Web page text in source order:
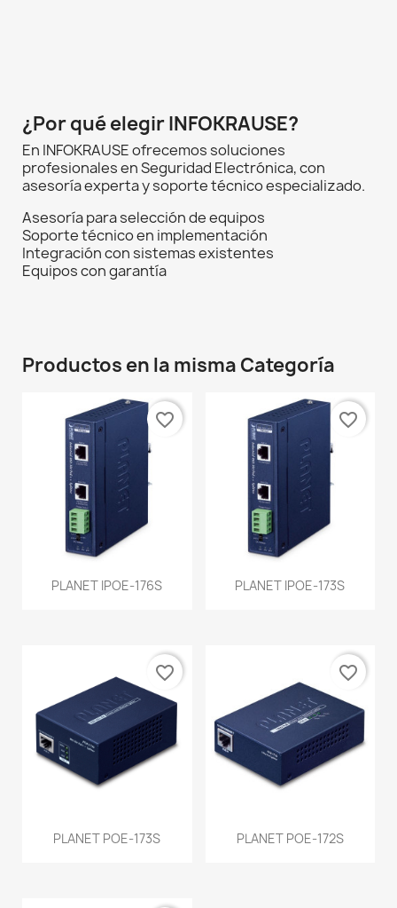
¿Por qué elegir INFOKRAUSE?
En INFOKRAUSE ofrecemos soluciones
profesionales en Seguridad Electrónica, con
asesoría experta y soporte técnico especializado.
Asesoría para selección de equipos
Soporte técnico en implementación
Integración con sistemas existentes
Equipos con garantía
Productos en la misma Categoría
PLANET IPOE-176S
favorite_border
PLANET IPOE-173S
favorite_border
PLANET POE-173S
favorite_border
PLANET POE-172S
favorite_border